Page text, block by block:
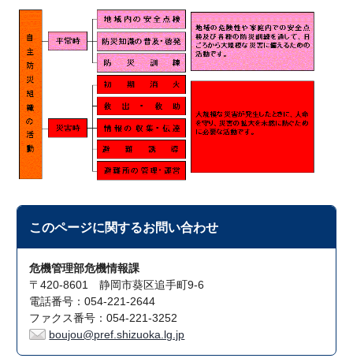
このページに関するお問い合わせ
危機管理部危機情報課
〒420-8601 静岡市葵区追手町9-6
電話番号：054-221-2644
ファクス番号：054-221-3252
boujou@pref.shizuoka.lg.jp